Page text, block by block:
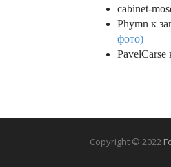
cabinet-
Phymn к
фото)
PavelCarse
Copyright © 2022